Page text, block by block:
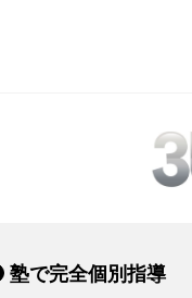
塾で完全個別指導